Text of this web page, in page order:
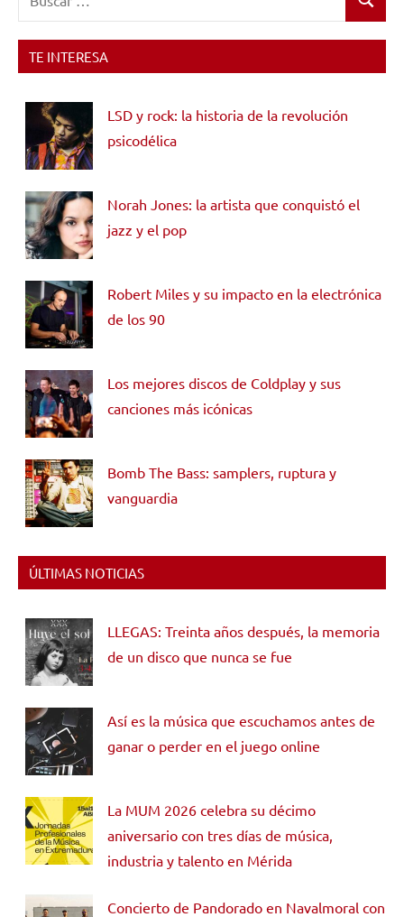
Buscar
TE INTERESA
LSD y rock: la historia de la revolución
psicodélica
Norah Jones: la artista que conquistó el
jazz y el pop
Robert Miles y su impacto en la electrónica
de los 90
Los mejores discos de Coldplay y sus
canciones más icónicas
Bomb The Bass: samplers, ruptura y
vanguardia
ÚLTIMAS NOTICIAS
LLEGAS: Treinta años después, la memoria
de un disco que nunca se fue
Así es la música que escuchamos antes de
ganar o perder en el juego online
La MUM 2026 celebra su décimo
aniversario con tres días de música,
industria y talento en Mérida
Concierto de Pandorado en Navalmoral con